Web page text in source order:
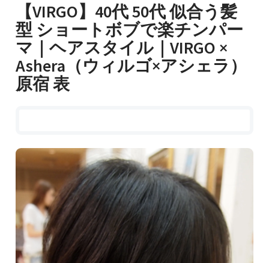
【VIRGO】40代 50代 似合う髪
型 ショートボブで楽チンパー
マ｜ヘアスタイル｜VIRGO ×
Ashera（ウィルゴ×アシェラ）
原宿 表